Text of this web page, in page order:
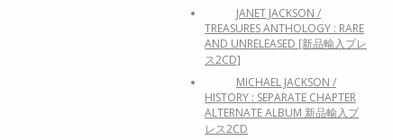
JANET JACKSON /
TREASURES ANTHOLOGY : RARE
AND UNRELEASED [新品輸入プレ
ス2CD]
MICHAEL JACKSON /
HISTORY : SEPARATE CHAPTER
ALTERNATE ALBUM 新品輸入プ
レス2CD